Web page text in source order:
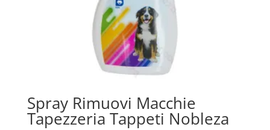
Spray Rimuovi Macchie
Tapezzeria Tappeti Nobleza